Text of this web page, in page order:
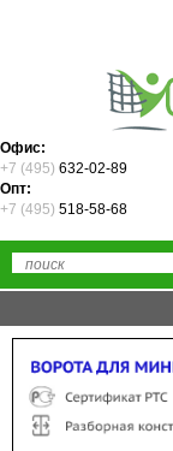
Офис:
+7 (495) 632-02-89
Опт:
+7 (495) 518-58-68